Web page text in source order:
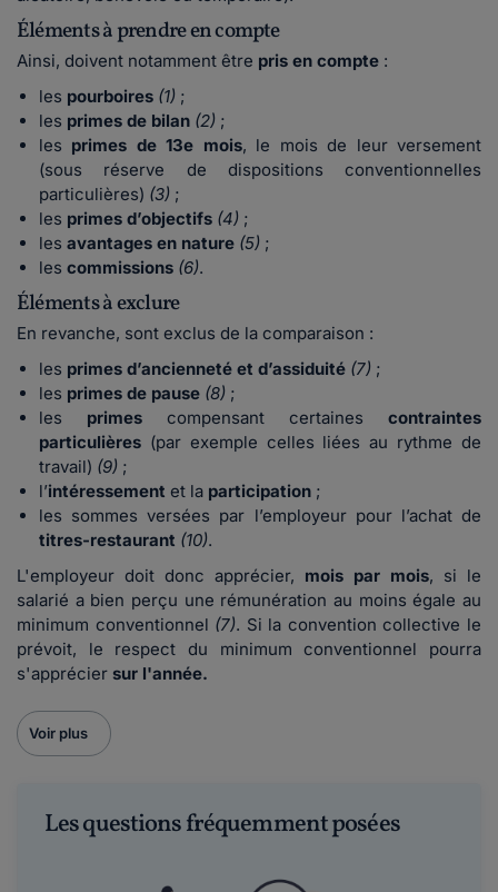
Éléments à prendre en compte
Ainsi, doivent notamment être pris en compte :
les pourboires (1) ;
les primes de bilan (2) ;
les primes de 13e mois, le mois de leur versement
(sous réserve de dispositions conventionnelles
particulières) (3) ;
les primes d’objectifs (4) ;
les avantages en nature (5) ;
les commissions (6).
Éléments à exclure
En revanche, sont exclus de la comparaison :
les primes d’ancienneté et d’assiduité (7) ;
les primes de pause (8) ;
les primes compensant certaines contraintes
particulières (par exemple celles liées au rythme de
travail) (9) ;
l’intéressement et la participation ;
les sommes versées par l’employeur pour l’achat de
titres-restaurant (10).
L'employeur doit donc apprécier, mois par mois, si le
salarié a bien perçu une rémunération au moins égale au
minimum conventionnel (7). Si la convention collective le
prévoit, le respect du minimum conventionnel pourra
s'apprécier sur l'année.
Voir plus
Les questions fréquemment posées